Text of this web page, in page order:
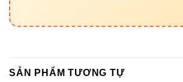
7. Kết luận
hoàn hảo cho chiếu sáng và trang trí với
SẢN PHẨM TƯƠNG TỰ